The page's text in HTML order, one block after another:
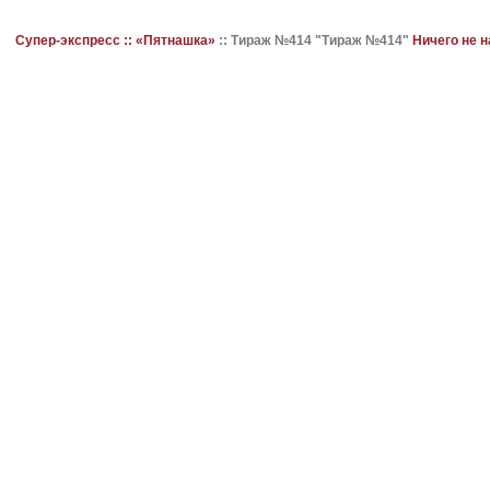
Супер-экспресс :: «Пятнашка» :: Тираж №414 "Тираж №414" Ничего не